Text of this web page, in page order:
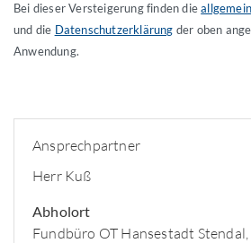
Bei dieser Versteigerung finden die
und die Datenschutzerklärung der oben
Anwendung.
Ansprechpartner
Herr Kuß
Abholort
Fundbüro OT Hansestadt